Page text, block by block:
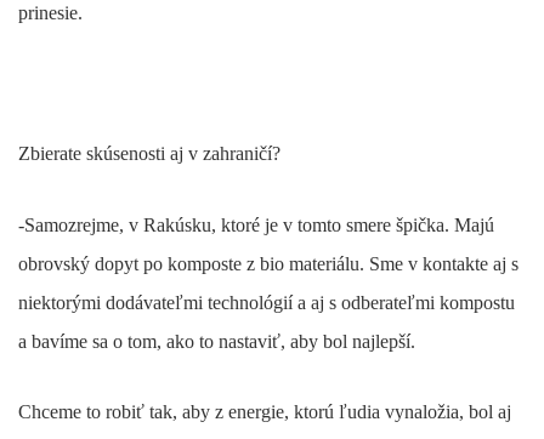
prinesie.
Zbierate skúsenosti aj v zahraničí?
-Samozrejme, v Rakúsku, ktoré je v tomto smere špička. Majú
obrovský dopyt po komposte z bio materiálu. Sme v kontakte aj s
niektorými dodávateľmi technológií a aj s odberateľmi kompostu
a bavíme sa o tom, ako to nastaviť, aby bol najlepší.
Chceme to robiť tak, aby z energie, ktorú ľudia vynaložia, bol aj